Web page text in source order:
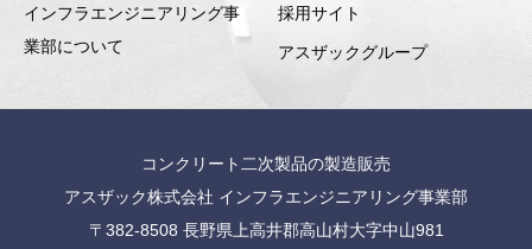
インフラエンジニアリング事
業部について
採用サイト
アスザックグループ
コンクリート二次製品の製造販売
アスザック株式会社 インフラエンジニアリング事業部
〒382-8508 長野県上高井郡高山村大字中山981